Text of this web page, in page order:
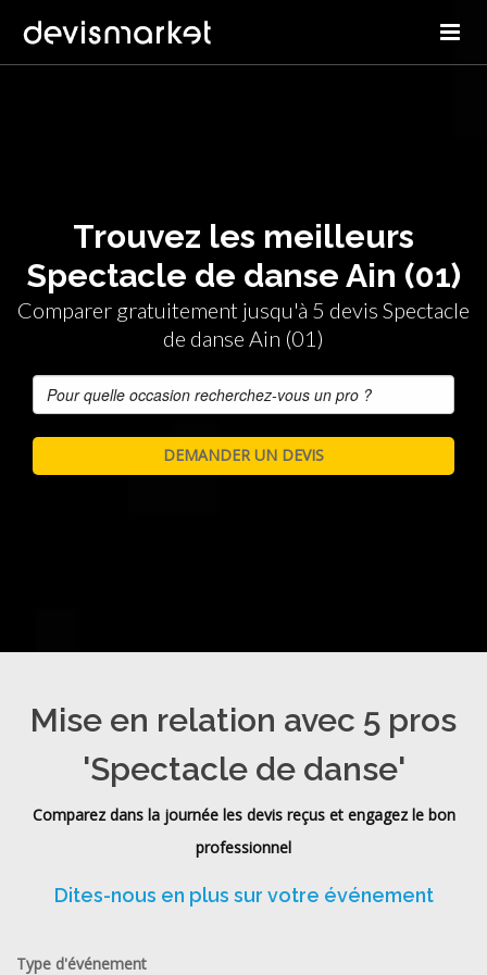
Trouvez les meilleurs
Spectacle de danse Ain (01)
Comparer gratuitement jusqu'à 5 devis Spectacle
de danse Ain (01)
Mise en relation avec 5 pros
'Spectacle de danse'
Comparez dans la journée les devis reçus et engagez le bon
professionnel
Dites-nous en plus sur votre événement
Type d'événement